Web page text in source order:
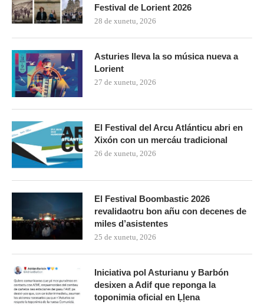
Festival de Lorient 2026
28 de xunetu, 2026
Asturies lleva la so música nueva a
Lorient
27 de xunetu, 2026
El Festival del Arcu Atlánticu abri en
Xixón con un mercáu tradicional
26 de xunetu, 2026
El Festival Boombastic 2026
revalidaotru bon añu con decenes de
miles d’asistentes
25 de xunetu, 2026
Iniciativa pol Asturianu y Barbón
desixen a Adif que reponga la
toponimia oficial en Ḷḷena